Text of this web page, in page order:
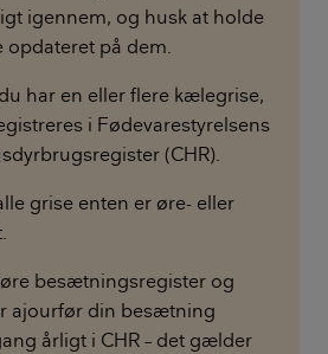
igennem, og husk at holde
på dem.
har en eller flere kælegrise,
i Fødevarestyrelsens
(CHR).
grise enten er øre- eller
besætningsregister og
ajourfør din besætning
årligt i CHR – det gælder